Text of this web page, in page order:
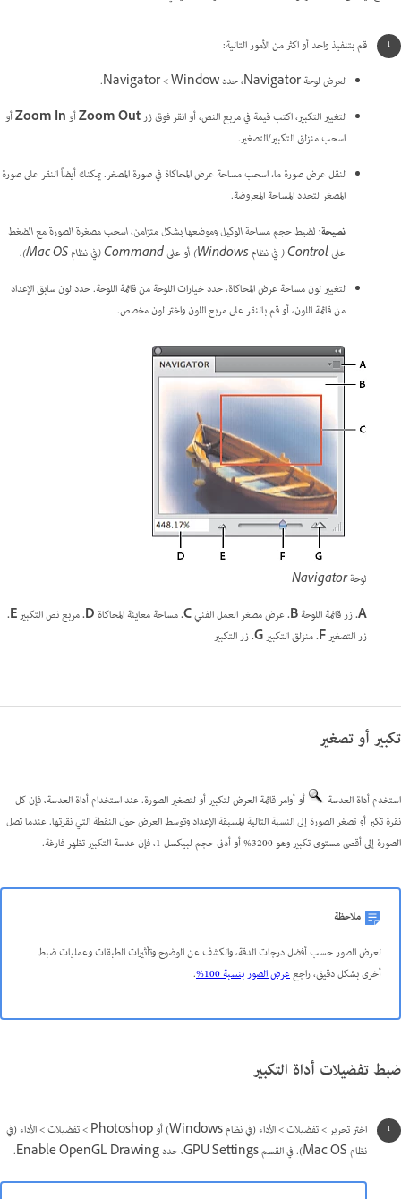
قم بتنفيذ واحد أو اكثر من الأمور التالية:
لعرض لوحة Navigator، حدد Window >‏ Navigator.
لتغيير التكبير، اكتب قيمة في مربع النص، أو انقر فوق زرZoom OutأوZoom Inأو
اسحب منزلق التكبير/التصغير.
لنقل عرض صورة ما، اسحب مساحة عرض المحاكاة في صورة المصغر. يمكنك أيضاً النقر على صورة
المصغر لتحدد المساحة المعروضة.
نصيحة: لضبط حجم مساحة الوكيل وموضعها بشكل متزامن، اسحب مصغرة الصورة مع الضغط
على Control ( في نظام Windows) أو على Command (في نظام Mac OS).
لتغيير لون مساحة عرض المحاكاة، حدد خيارات اللوحة من قائمة اللوحة. حدد لون سابق الإعداد
من قائمة اللون، أو قم بالنقر على مربع اللون واختر لون مخصص.
لوحة Navigator
A. زر قائمة اللوحةB. عرض مصغر العمل الفنيC. مساحة معاينة المحاكاةD. مربع نص التكبيرE.
زر التصغيرF. منزلق التكبيرG. زر التكبير
تكبير أو تصغير
استخدم أداة العدسة
أو أوامر قائمة العرض لتكبير أو لتصغير الصورة. عند استخدام أداة العدسة، فإن كل
نقرة تكبر أو تصغر الصورة إلى النسبة التالية المسبقة الإعداد وتوسط العرض حول النقطة التي نقرتها. عندما تصل
الصورة إلى أقصى مستوى تكبير وهو 3200% أو أدنى حجم لبيكسل 1، فإن عدسة التكبير تظهر فارغة.
ملاحظة
لعرض الصور حسب أفضل درجات الدقة، والكشف عن الوضوح وتأثيرات الطبقات وعمليات ضبط
أخرى بشكل دقيق، راجععرض الصور بنسبة 100% .
ضبط تفضيلات أداة التكبير
اختر تحرير > تفضيلات > الأداء (في نظام Windows) أو Photoshop > تفضيلات > الأداء (في
نظام Mac OS). في القسم GPU Settings، حدد Enable OpenGL Drawing.